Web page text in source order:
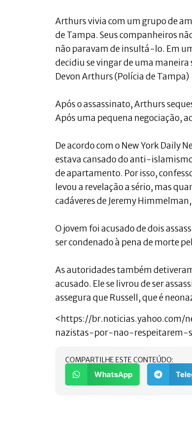
Arthurs vivia com um grupo de
de Tampa. Seus companheiros
não paravam de insultá-lo. Em
decidiu se vingar de uma
Devon Arthurs (Polícia de Tampa)
Após o assassinato, Arthurs
Após uma pequena negociação,
De acordo com o New York Daily
estava cansado do anti-
de apartamento. Por isso,
levou a revelação a sério, mas
cadáveres de Jeremy
O jovem foi acusado de dois
ser condenado à pena de morte
As autoridades também
acusado. Ele se livrou de ser
assegura que Russell, que é
<https://
nazistas-por-nao-
COMPARTILHE ESTE CONTEÚDO:
WhatsApp